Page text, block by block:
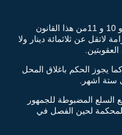
يعاقب على مخالفة المواد 3 و 8 بند (1) و 10 و 11من هذا القانون
لاتقل عن ثلاثمائة دينار ولا
يجوز الحكم باغلاق المحل
ستة اشهر.
السلع المضبوطة للجمهور
المحكمة لحين الفصل في